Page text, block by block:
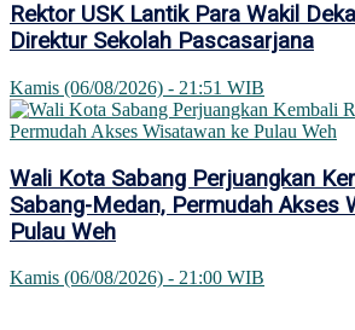
Rektor USK Lantik Para Wakil
Direktur Sekolah Pascasarjana
Kamis (06/08/2026) - 21:51 WIB
Wali Kota Sabang Perjuangkan
Sabang-Medan, Permudah Akses
Pulau Weh
Kamis (06/08/2026) - 21:00 WIB